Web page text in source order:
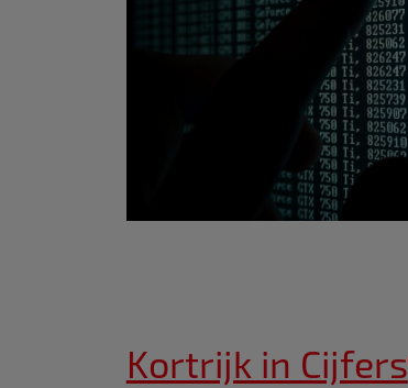
Kortrijk in Cijfers